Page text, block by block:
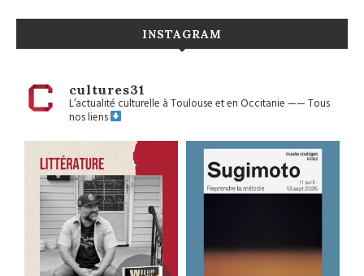
INSTAGRAM
cultures31
L’actualité culturelle à Toulouse et en Occitanie——Tous
nos liens